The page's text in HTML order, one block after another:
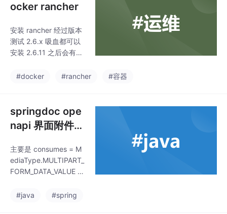
ocker rancher
安装 rancher 经过版本
测试 2.6.x 吸血都可以
安装 2.6.11 之后会有一
法启动。将“SELINUX”
可。经过多次版本兼容
性测试目前 docker版本
定在 20.10.24。
#docker #rancher #容器
springdoc ope
napi 界面附件上
主要是 consumes = M
ediaType.MULTIPART_
FORM_DATA_VALUE 必
@RequestPart 不适用
#java #spring